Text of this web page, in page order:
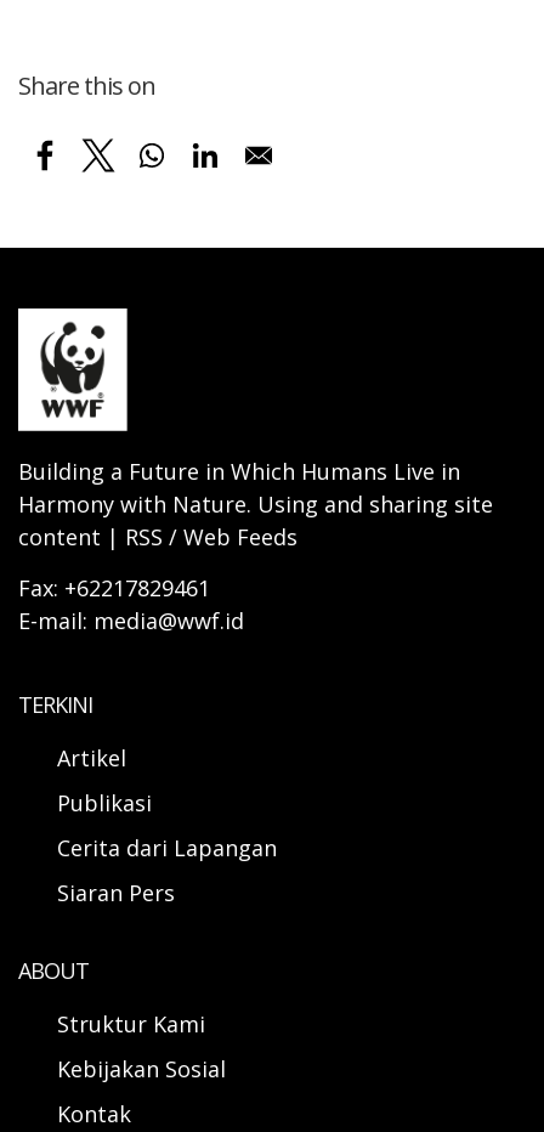
Share this on
Building a Future in Which Humans Live in
Harmony with Nature. Using and sharing site
content | RSS / Web Feeds
Fax: +62217829461
E-mail: media@wwf.id
TERKINI
Artikel
Publikasi
Cerita dari Lapangan
Siaran Pers
ABOUT
Struktur Kami
Kebijakan Sosial
Kontak